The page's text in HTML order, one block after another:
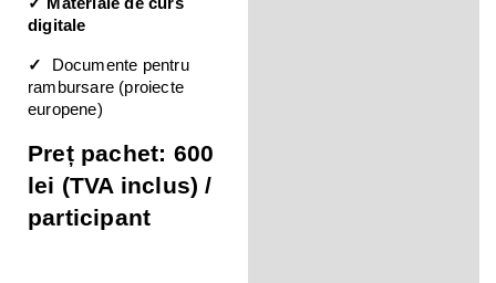
digitale
✓
Documente pentru
rambursare (proiecte
europene)
Preț pachet: 600
lei (TVA inclus) /
participant